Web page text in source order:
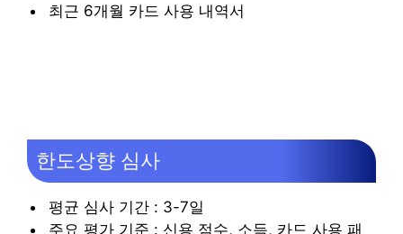
최근 6개월 카드 사용 내역서
한도상향 심사
평균 심사 기간 : 3-7일
주요 평가 기준 : 신용 점수, 소득, 카드 사용 패